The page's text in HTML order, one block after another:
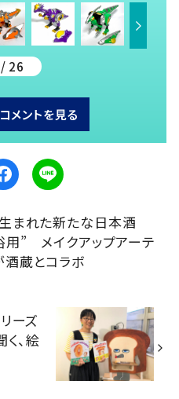
26
メントを見る
まれた新たな日本酒
用” メイクアップアーテ
酒蔵とコラボ
ーズ
、絵